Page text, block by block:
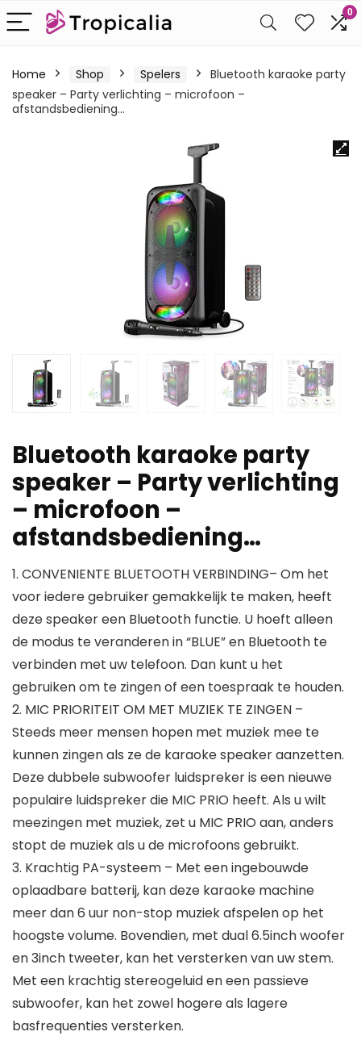
0
Home Shop Spelers
Bluetooth karaoke party
speaker – Party verlichting – microfoon –
afstandsbediening…
Bluetooth karaoke party
speaker – Party verlichting
– microfoon –
afstandsbediening…
1. CONVENIENTE BLUETOOTH VERBINDING– Om het
voor iedere gebruiker gemakkelijk te maken, heeft
deze speaker een Bluetooth functie. U hoeft alleen
de modus te veranderen in “BLUE” en Bluetooth te
verbinden met uw telefoon. Dan kunt u het
gebruiken om te zingen of een toespraak te houden.
2. MIC PRIORITEIT OM MET MUZIEK TE ZINGEN –
Steeds meer mensen hopen met muziek mee te
kunnen zingen als ze de karaoke speaker aanzetten.
Deze dubbele subwoofer luidspreker is een nieuwe
populaire luidspreker die MIC PRIO heeft. Als u wilt
meezingen met muziek, zet u MIC PRIO aan, anders
stopt de muziek als u de microfoons gebruikt.
3. Krachtig PA-systeem – Met een ingebouwde
oplaadbare batterij, kan deze karaoke machine
meer dan 6 uur non-stop muziek afspelen op het
hoogste volume. Bovendien, met dual 6.5inch woofer
en 3inch tweeter, kan het versterken van uw stem.
Met een krachtig stereogeluid en een passieve
subwoofer, kan het zowel hogere als lagere
basfrequenties versterken.